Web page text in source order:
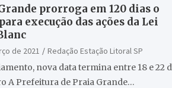
prorroga em 120 dias o
execução das ações da Lei
de 2021
Redação Estação Litoral SP
nova data termina entre 18 e 22
A Prefeitura de Praia Grande…